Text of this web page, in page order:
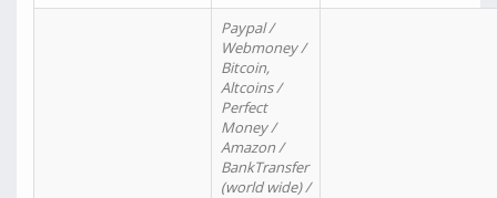
Paypal /
Webmoney /
Bitcoin,
Altcoins /
Perfect
Money /
Amazon /
BankTransfer
(world wide) /